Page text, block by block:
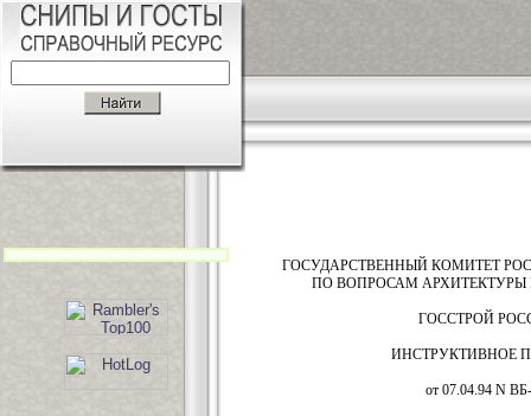
ГОСУДАРСТВЕННЫЙ КОМИТЕТ
ПО ВОПРОСАМ АРХИТЕКТУРЫ
ГОССТРОЙ
ИНСТРУКТИВНОЕ
от 07.04.94 N